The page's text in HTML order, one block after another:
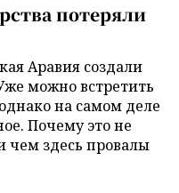
потеряли
Аравия создали
можно встретить
на самом деле
Почему это не
чем здесь провалы